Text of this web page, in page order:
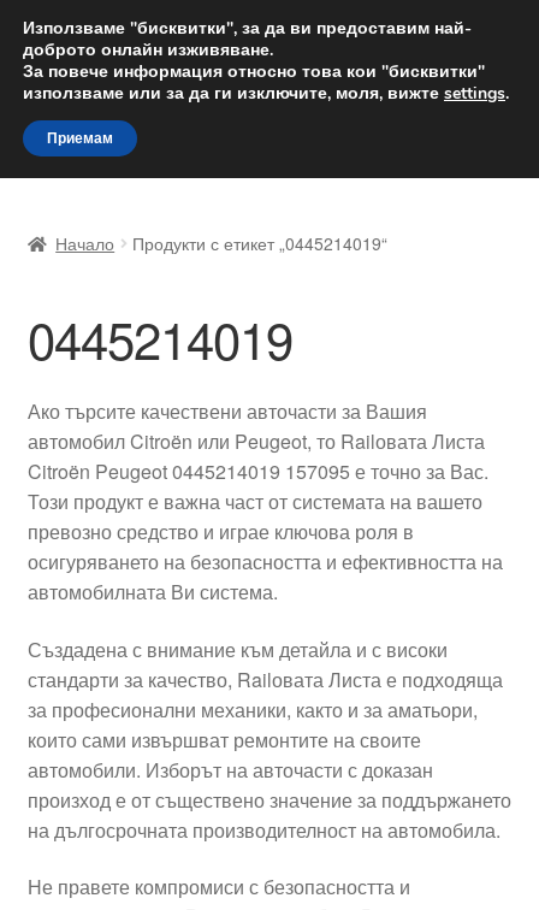
ДОСТАВКА от 12 лв.
Доставка по целия свят
Skip
to
navigation
Skip
to
content
Доставка по целия свят
Жалби
Количка
Контакт
Моята сметка
Плащанията
Политика за поверителност
Правила и условия
Процедура за рекламации
Разгледайте
Начало Продукти с етикет „0445214019“
0445214019
Ако търсите качествени авточасти за Вашия
автомобил Citroën или Peugeot, то Railовата Листа
Citroën Peugeot 0445214019 157095 е точно за Вас.
Този продукт е важна част от системата на вашето
превозно средство и играе ключова роля в
осигуряването на безопасността и ефективността на
автомобилната Ви система.
Създадена с внимание към детайла и с високи
стандарти за качество, Railовата Листа е подходяща
за професионални механики, както и за аматьори,
които сами извършват ремонтите на своите
автомобили. Изборът на авточасти с доказан
произход е от съществено значение за поддържането
на дългосрочната производителност на автомобила.
Не правете компромиси с безопасността и
Използваме "бисквитки", за да ви предоставим най-
доброто онлайн изживяване.
За повече информация относно това кои "бисквитки"
използваме или за да ги изключите, моля, вижте settings.
Приемам